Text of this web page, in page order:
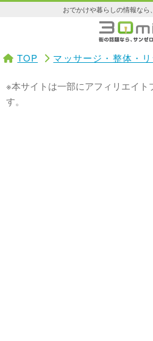
おでかけや暮らしの情報なら
TOP マッサージ・整体・
※本サイトは一部にアフィリエイト
す。